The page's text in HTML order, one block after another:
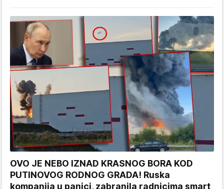
OVO JE NEBO IZNAD KRASNOG BORA KOD
PUTINOVOG RODNOG GRADA! Ruska
kompanija u panici, zabranila radnicima smart